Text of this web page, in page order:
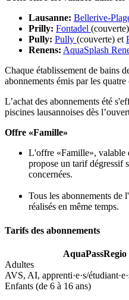
Lausanne: Bellerive-
Prilly: Fontadel
Pully: Pully (couverte) et
Renens: AquaSplash
Chaque établissement de bains
abonnements émis par les
L’achat des abonnements été
piscines lausannoises dès
Offre «Famille»
L'offre «Famille», valable
propose un tarif dégressif
concernées.
Tous les abonnements
réalisés en même temps.
Tarifs des abonnements
AquaPassRegio
Adultes
AVS, AI, apprenti·e·s/
Enfants (de 6 à 16 ans)